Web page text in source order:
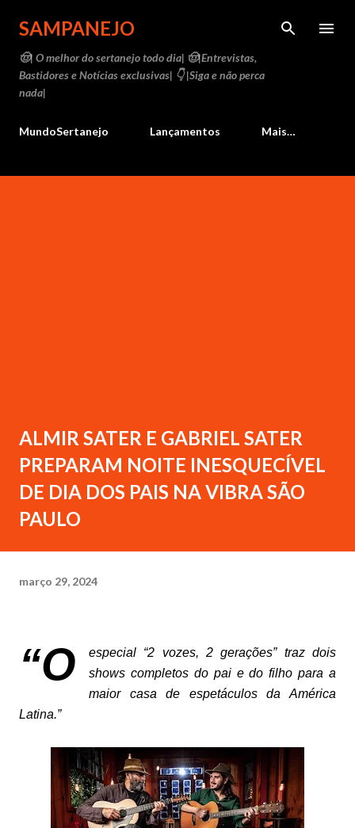
Pular para o conteúdo principal
SAMPANEJO
🤠| O melhor do sertanejo todo dia| 🤠|Entrevistas,
Bastidores e Notícias exclusivas| 👇 |Siga e não perca
nada|
MundoSertanejo Lançamentos Mais…
ALMIR SATER E GABRIEL SATER
PREPARAM NOITE INESQUECÍVEL
DE DIA DOS PAIS NA VIBRA SÃO
PAULO
março 29, 2024
“O
especial “2 vozes, 2 gerações” traz dois
shows completos do pai e do filho para a
maior casa de espetáculos da América
Latina.”